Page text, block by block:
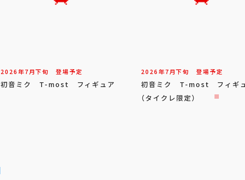
2026年7月下旬 登場予定
初音ミク T-most フィギュア
2026年7月下旬 登場予定
初音ミク T-most フィギ
（タイクレ限定）